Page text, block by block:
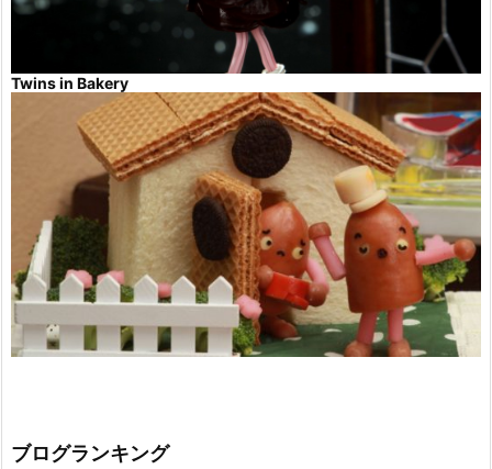
Twins in Bakery
ブログランキング